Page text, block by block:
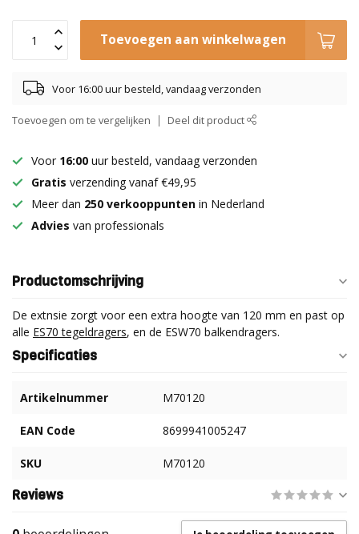
Toevoegen aan winkelwagen
Voor 16:00 uur besteld, vandaag verzonden
Toevoegen om te vergelijken Deel dit product
Voor 16:00 uur besteld, vandaag verzonden
Gratis verzending vanaf €49,95
Meer dan 250 verkooppunten in Nederland
Advies van professionals
Productomschrijving
De extnsie zorgt voor een extra hoogte van 120 mm en past op
alle ES70 tegeldragers, en de ESW70 balkendragers.
Specificaties
Artikelnummer M70120
EAN Code 8699941005247
SKU M70120
Reviews